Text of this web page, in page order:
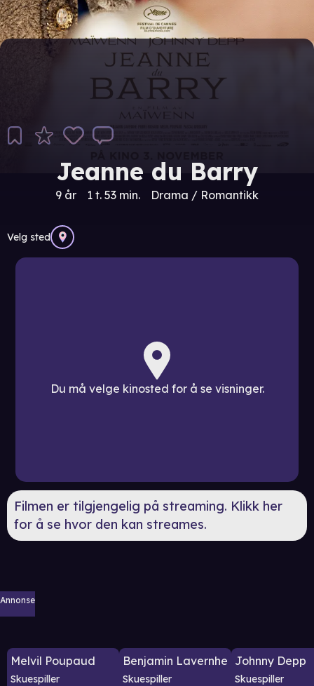
Jeanne du Barry
9 år 1 t. 53 min. Drama / Romantikk
Velg sted
Du må velge kinosted for å se visninger.
Filmen er tilgjengelig på streaming. Klikk her
for å se hvor den kan streames.
Annonse
Melvil Poupaud
Skuespiller
Benjamin Lavernhe
Skuespiller
Johnny Depp
Skuespiller